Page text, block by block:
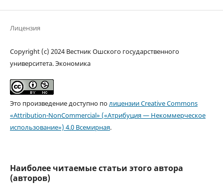
Лицензия
Copyright (c) 2024 Вестник Ошского государственного
университета. Экономика
Это произведение доступно полицензии Creative Commons
«Attribution-NonCommercial» («Атрибуция — Некоммерческое
использование») 4.0 Всемирная.
Наиболее читаемые статьи этого автора
(авторов)